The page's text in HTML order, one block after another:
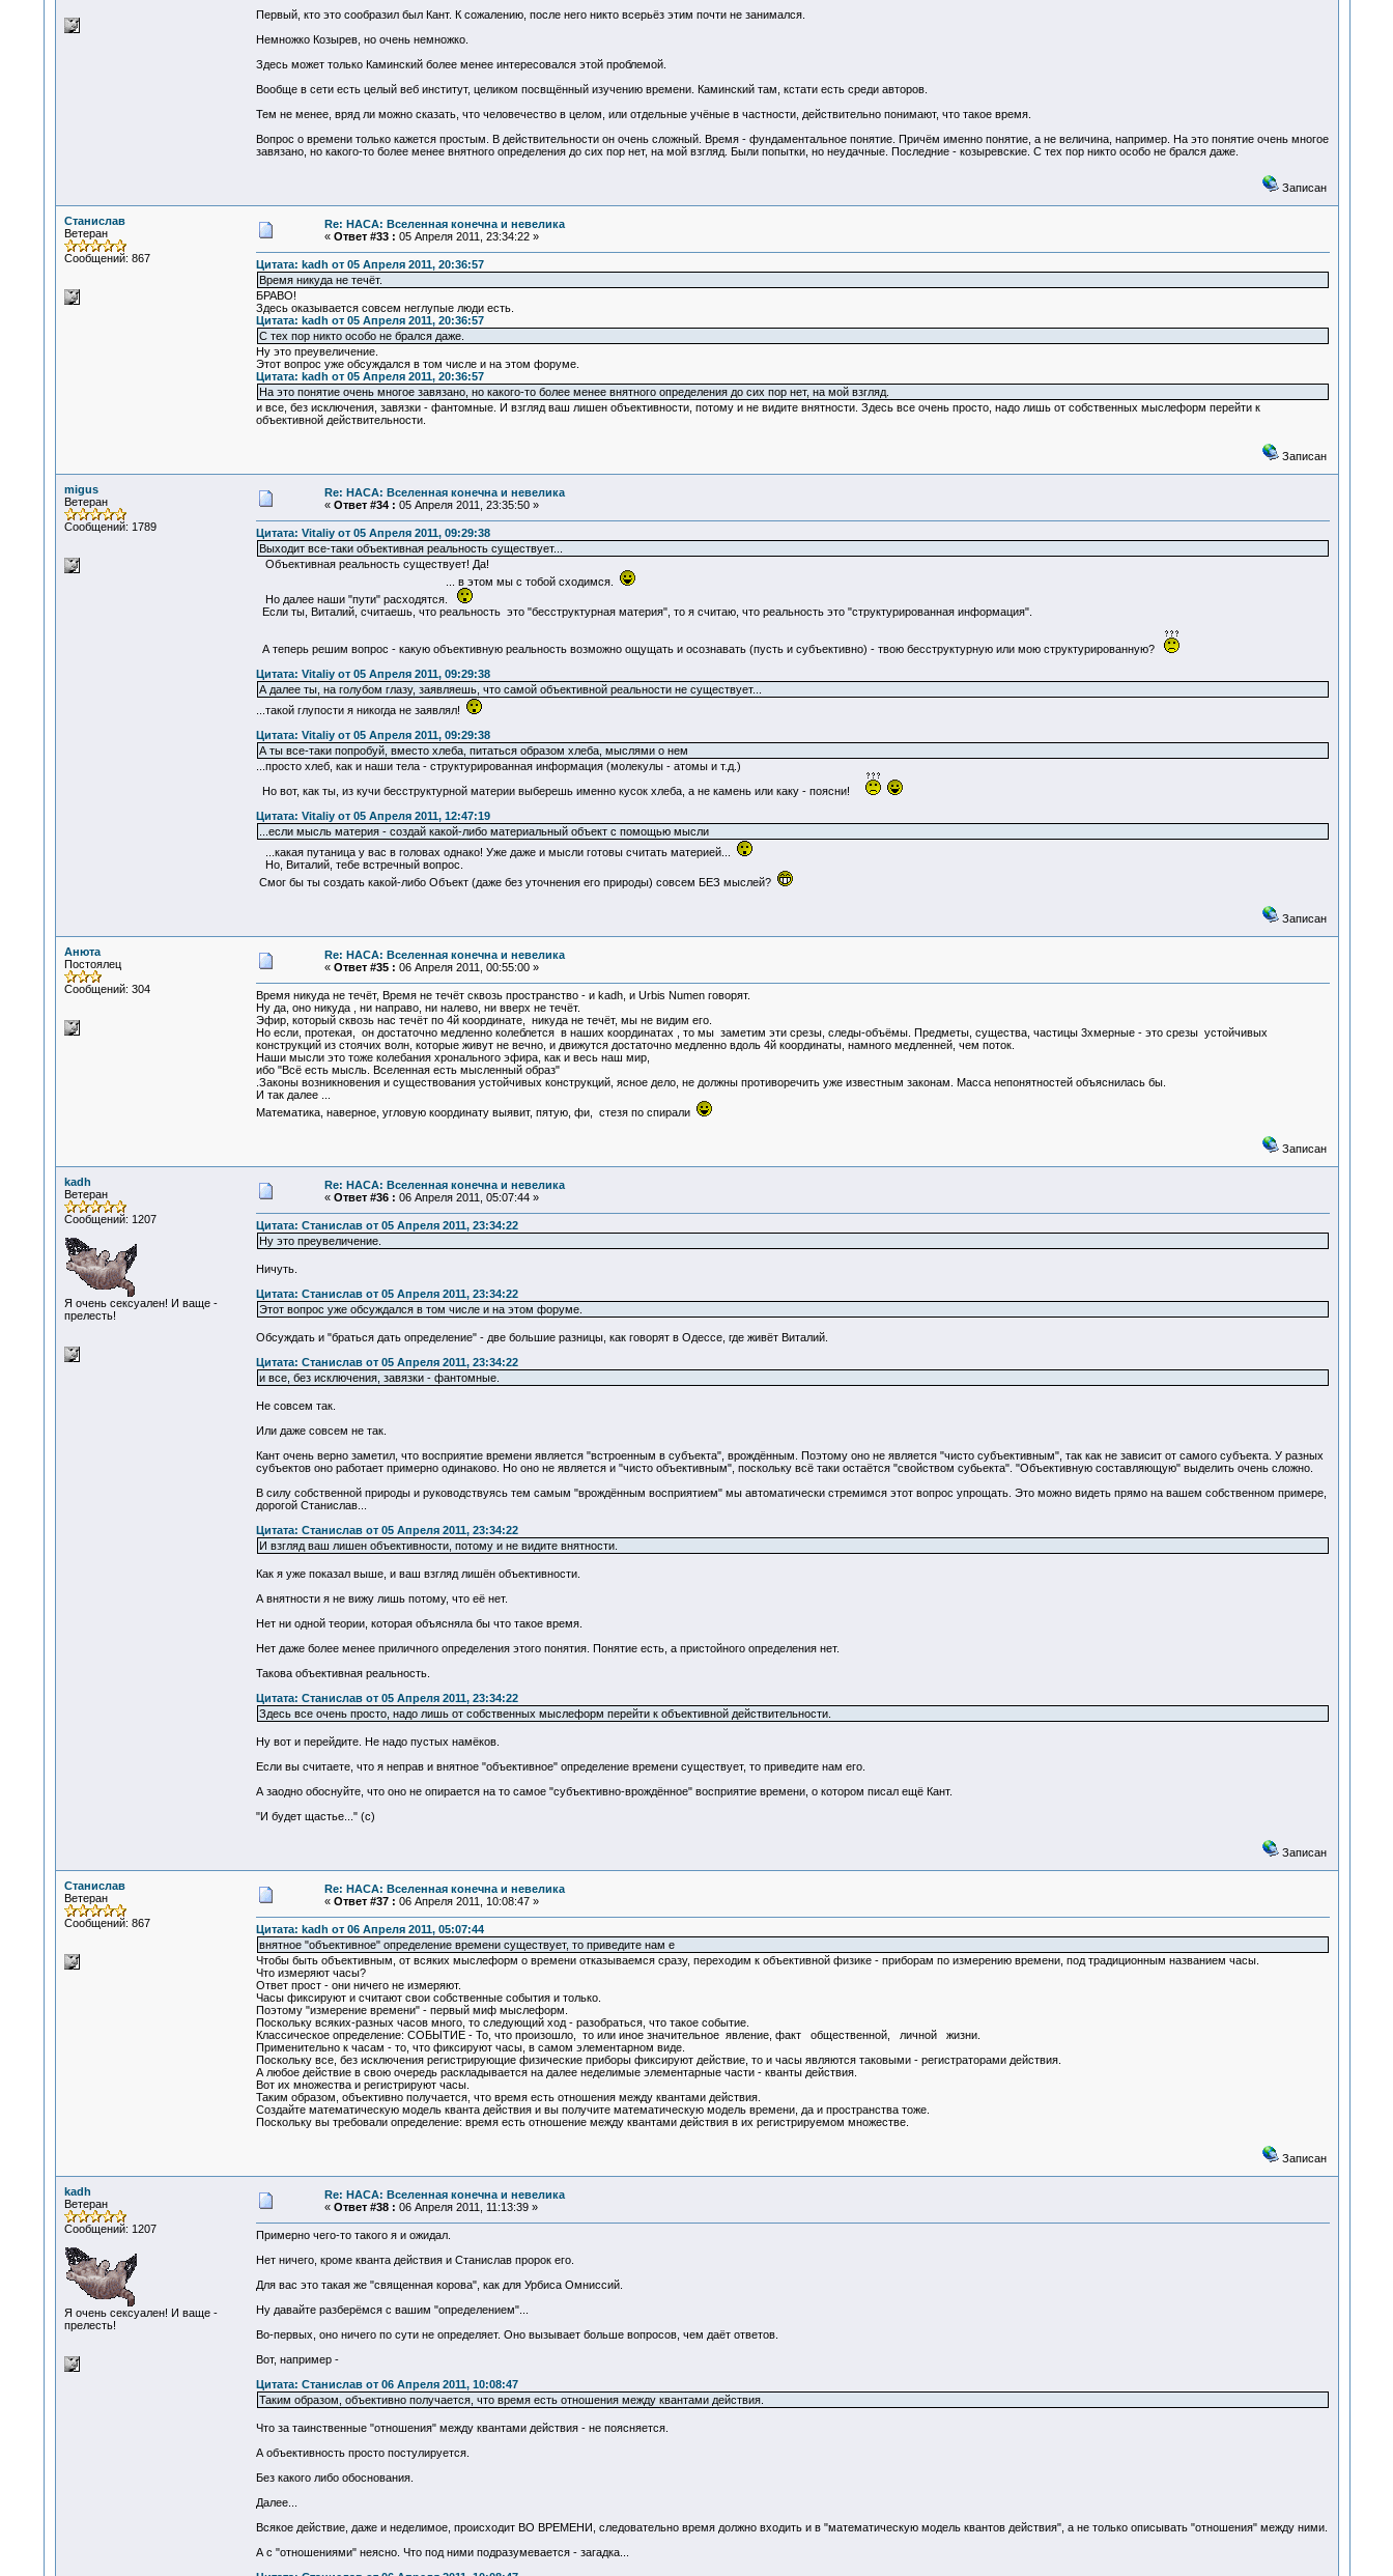
Первый, кто это сообразил был Кант. К сожалению, после него никто всерьёз этим почти не занимался.
Немножко Козырев, но очень немножко.
Здесь может только Каминский более менее интересовался этой проблемой.
Вообще в сети есть целый веб институт, целиком посвщённый изучению времени. Каминский там, кстати есть среди авторов.
Тем не менее, вряд ли можно сказать, что человечество в целом, или отдельные учёные в частности, действительно понимают, что такое время.
Вопрос о времени только кажется простым. В действительности он очень сложный. Время - фундаментальное понятие. Причём именно понятие, а не величина, например. На это понятие очень многое
завязано, но какого-то более менее внятного определения до сих пор нет, на мой взгляд. Были попытки, но неудачные. Последние - козыревские. С тех пор никто особо не брался даже.
Записан
Станислав
Ветеран
Сообщений: 867
Re: НАСА: Вселенная конечна и невелика
« Ответ #33 : 05 Апреля 2011, 23:34:22 »
Цитата: kadh от 05 Апреля 2011, 20:36:57
Время никуда не течёт.
БРАВО!
Здесь оказывается совсем неглупые люди есть.
Цитата: kadh от 05 Апреля 2011, 20:36:57
С тех пор никто особо не брался даже.
Ну это преувеличение.
Этот вопрос уже обсуждался в том числе и на этом форуме.
Цитата: kadh от 05 Апреля 2011, 20:36:57
На это понятие очень многое завязано, но какого-то более менее внятного определения до сих пор нет, на мой взгляд.
и все, без исключения, завязки - фантомные. И взгляд ваш лишен объективности, потому и не видите внятности. Здесь все очень просто, надо лишь от собственных мыслеформ перейти к
объективной действительности.
Записан
migus
Ветеран
Сообщений: 1789
Re: НАСА: Вселенная конечна и невелика
« Ответ #34 : 05 Апреля 2011, 23:35:50 »
Цитата: Vitaliy от 05 Апреля 2011, 09:29:38
Выходит все-таки объективная реальность существует...
Объективная реальность существует! Да!
... в этом мы с тобой сходимся.
Но далее наши "пути" расходятся.
Если ты, Виталий, считаешь, что реальность это "бесструктурная материя", то я считаю, что реальность это "структурированная информация".
А теперь решим вопрос - какую объективную реальность возможно ощущать и осознавать (пусть и субъективно) - твою бесструктурную или мою структурированную?
Цитата: Vitaliy от 05 Апреля 2011, 09:29:38
А далее ты, на голубом глазу, заявляешь, что самой объективной реальности не существует...
...такой глупости я никогда не заявлял!
Цитата: Vitaliy от 05 Апреля 2011, 09:29:38
А ты все-таки попробуй, вместо хлеба, питаться образом хлеба, мыслями о нем
...просто хлеб, как и наши тела - структурированная информация (молекулы - атомы и т.д.)
Но вот, как ты, из кучи бесструктурной материи выберешь именно кусок хлеба, а не камень или каку - поясни!
Цитата: Vitaliy от 05 Апреля 2011, 12:47:19
...если мысль материя - создай какой-либо материальный объект с помощью мысли
...какая путаница у вас в головах однако! Уже даже и мысли готовы считать материей...
Но, Виталий, тебе встречный вопрос.
Смог бы ты создать какой-либо Объект (даже без уточнения его природы) совсем БЕЗ мыслей?
Записан
Анюта
Постоялец
Сообщений: 304
Re: НАСА: Вселенная конечна и невелика
« Ответ #35 : 06 Апреля 2011, 00:55:00 »
Время никуда не течёт, Время не течёт сквозь пространство - и kadh, и Urbis Numen говорят.
Ну да, оно никуда , ни направо, ни налево, ни вверх не течёт.
Эфир, который сквозь нас течёт по 4й координате, никуда не течёт, мы не видим его.
Но если, протекая, он достаточно медленно колеблется в наших координатах , то мы заметим эти срезы, следы-объёмы. Предметы, существа, частицы 3хмерные - это срезы устойчивых
конструкций из стоячих волн, которые живут не вечно, и движутся достаточно медленно вдоль 4й координаты, намного медленней, чем поток.
Наши мысли это тоже колебания хронального эфира, как и весь наш мир,
ибо "Всё есть мысль. Вселенная есть мысленный образ"
.Законы возникновения и существования устойчивых конструкций, ясное дело, не должны противоречить уже известным законам. Масса непонятностей объяснилась бы.
И так далее ...
Математика, наверное, угловую координату выявит, пятую, фи, стезя по спирали
Записан
kadh
Ветеран
Сообщений: 1207
Я очень сексуален! И ваще -
прелесть!
Re: НАСА: Вселенная конечна и невелика
« Ответ #36 : 06 Апреля 2011, 05:07:44 »
Цитата: Станислав от 05 Апреля 2011, 23:34:22
Ну это преувеличение.
Ничуть.
Цитата: Станислав от 05 Апреля 2011, 23:34:22
Этот вопрос уже обсуждался в том числе и на этом форуме.
Обсуждать и "браться дать определение" - две большие разницы, как говорят в Одессе, где живёт Виталий.
Цитата: Станислав от 05 Апреля 2011, 23:34:22
и все, без исключения, завязки - фантомные.
Не совсем так.
Или даже совсем не так.
Кант очень верно заметил, что восприятие времени является "встроенным в субъекта", врождённым. Поэтому оно не является "чисто субъективным", так как не зависит от самого субъекта. У разных
субъектов оно работает примерно одинаково. Но оно не является и "чисто объективным", поскольку всё таки остаётся "свойством субьекта". "Объективную составляющую" выделить очень сложно.
В силу собственной природы и руководствуясь тем самым "врождённым восприятием" мы автоматически стремимся этот вопрос упрощать. Это можно видеть прямо на вашем собственном примере,
дорогой Станислав...
Цитата: Станислав от 05 Апреля 2011, 23:34:22
И взгляд ваш лишен объективности, потому и не видите внятности.
Как я уже показал выше, и ваш взгляд лишён объективности.
А внятности я не вижу лишь потому, что её нет.
Нет ни одной теории, которая объясняла бы что такое время.
Нет даже более менее приличного определения этого понятия. Понятие есть, а пристойного определения нет.
Такова объективная реальность.
Цитата: Станислав от 05 Апреля 2011, 23:34:22
Здесь все очень просто, надо лишь от собственных мыслеформ перейти к объективной действительности.
Ну вот и перейдите. Не надо пустых намёков.
Если вы считаете, что я неправ и внятное "объективное" определение времени существует, то приведите нам его.
А заодно обоснуйте, что оно не опирается на то самое "субъективно-врождённое" восприятие времени, о котором писал ещё Кант.
"И будет щастье..." (с)
Записан
Станислав
Ветеран
Сообщений: 867
Re: НАСА: Вселенная конечна и невелика
« Ответ #37 : 06 Апреля 2011, 10:08:47 »
Цитата: kadh от 06 Апреля 2011, 05:07:44
внятное "объективное" определение времени существует, то приведите нам е
Чтобы быть объективным, от всяких мыслеформ о времени отказываемся сразу, переходим к объективной физике - приборам по измерению времени, под традиционным названием часы.
Что измеряют часы?
Ответ прост - они ничего не измеряют.
Часы фиксируют и считают свои собственные события и только.
Поэтому "измерение времени" - первый миф мыслеформ.
Поскольку всяких-разных часов много, то следующий ход - разобраться, что такое событие.
Классическое определение: СОБЫТИЕ - То, что произошло, то или иное значительное явление, факт общественной, личной жизни.
Применительно к часам - то, что фиксируют часы, в самом элементарном виде.
Поскольку все, без исключения регистрирующие физические приборы фиксируют действие, то и часы являются таковыми - регистраторами действия.
А любое действие в свою очередь раскладывается на далее неделимые элементарные части - кванты действия.
Вот их множества и регистрируют часы.
Таким образом, объективно получается, что время есть отношения между квантами действия.
Создайте математическую модель кванта действия и вы получите математическую модель времени, да и пространства тоже.
Поскольку вы требовали определение: время есть отношение между квантами действия в их регистрируемом множестве.
Записан
kadh
Ветеран
Сообщений: 1207
Я очень сексуален! И ваще -
прелесть!
Re: НАСА: Вселенная конечна и невелика
« Ответ #38 : 06 Апреля 2011, 11:13:39 »
Примерно чего-то такого я и ожидал.
Нет ничего, кроме кванта действия и Станислав пророк его.
Для вас это такая же "священная корова", как для Урбиса Омниссий.
Ну давайте разберёмся с вашим "определением"...
Во-первых, оно ничего по сути не определяет. Оно вызывает больше вопросов, чем даёт ответов.
Вот, например -
Цитата: Станислав от 06 Апреля 2011, 10:08:47
Таким образом, объективно получается, что время есть отношения между квантами действия.
Что за таинственные "отношения" между квантами действия - не поясняется.
А объективность просто постулируется.
Без какого либо обоснования.
Далее...
Всякое действие, даже и неделимое, происходит ВО ВРЕМЕНИ, следовательно время должно входить и в "математическую модель квантов действия", а не только описывать "отношения" между ними.
А с "отношениями" неясно. Что под ними подразумевается - загадка...